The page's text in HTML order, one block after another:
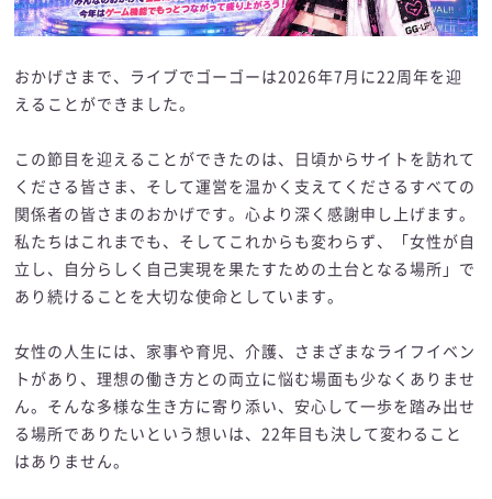
おかげさまで、ライブでゴーゴーは2026年7月に22周年を迎
えることができました。
この節目を迎えることができたのは、日頃からサイトを訪れて
くださる皆さま、そして運営を温かく支えてくださるすべての
関係者の皆さまのおかげです。心より深く感謝申し上げます。
私たちはこれまでも、そしてこれからも変わらず、「女性が自
立し、自分らしく自己実現を果たすための土台となる場所」で
あり続けることを大切な使命としています。
女性の人生には、家事や育児、介護、さまざまなライフイベン
トがあり、理想の働き方との両立に悩む場面も少なくありませ
ん。そんな多様な生き方に寄り添い、安心して一歩を踏み出せ
る場所でありたいという想いは、22年目も決して変わること
はありません。